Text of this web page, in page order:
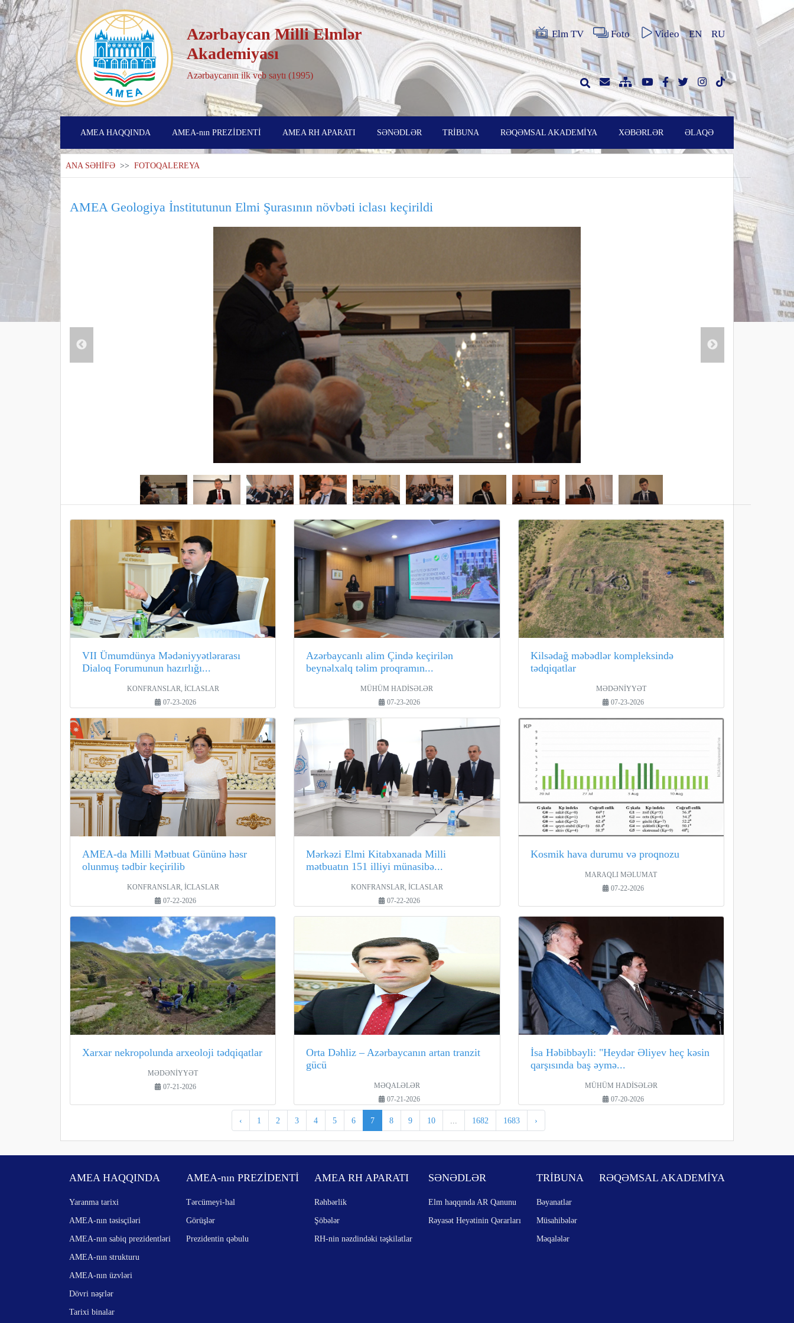
Azərbaycan Milli Elmlər
Akademiyası
Azərbaycanın ilk veb saytı (1995)
Elm TV Foto Video EN RU
AMEA HAQQINDA AMEA-nın PREZİDENTİ AMEA RH APARATI SƏNƏDLƏR TRİBUNA RƏQƏMSAL AKADEMİYA XƏBƏRLƏR ƏLAQƏ
ANA SƏHİFƏ >> FOTOQALEREYA
AMEA Geologiya İnstitutunun Elmi Şurasının növbəti iclası keçirildi
VII Ümumdünya Mədəniyyətlərarası
Dialoq Forumunun hazırlığı...
KONFRANSLAR, İCLASLAR
07-23-2026
Azərbaycanlı alim Çində keçirilən
beynəlxalq təlim proqramın...
MÜHÜM HADİSƏLƏR
07-23-2026
Kilsədağ məbədlər kompleksində
tədqiqatlar
MƏDƏNİYYƏT
07-23-2026
AMEA-da Milli Mətbuat Gününə həsr
olunmuş tədbir keçirilib
KONFRANSLAR, İCLASLAR
07-22-2026
Mərkəzi Elmi Kitabxanada Milli
mətbuatın 151 illiyi münasibə...
KONFRANSLAR, İCLASLAR
07-22-2026
Kosmik hava durumu və proqnozu
MARAQLI MƏLUMAT
07-22-2026
Xarxar nekropolunda arxeoloji tədqiqatlar
MƏDƏNİYYƏT
07-21-2026
Orta Dəhliz – Azərbaycanın artan tranzit
gücü
MƏQALƏLƏR
07-21-2026
İsa Həbibbəyli: "Heydər Əliyev heç kəsin
qarşısında baş əymə...
MÜHÜM HADİSƏLƏR
07-20-2026
‹ 1 2 3 4 5 6 7 8 9 10 1682 1683 ›
AMEA HAQQINDA
Yaranma tarixi
AMEA-nın təsisçiləri
AMEA-nın sabiq prezidentləri
AMEA-nın strukturu
AMEA-nın üzvləri
Dövri nəşrlər
Tarixi binalar
AMEA-nın PREZİDENTİ
Tərcümeyi-hal
Görüşlər
Prezidentin qəbulu
AMEA RH APARATI
Rəhbərlik
Şöbələr
RH-nin nəzdindəki təşkilatlar
SƏNƏDLƏR
Elm haqqında AR Qanunu
Rəyasət Heyətinin Qərarları
TRİBUNA
Bəyanatlar
Müsahibələr
Məqalələr
RƏQƏMSAL AKADEMİYA